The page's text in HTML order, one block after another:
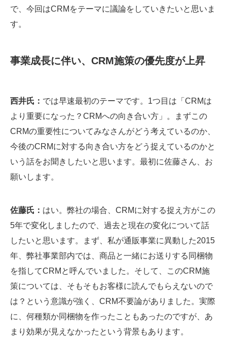
で、今回はCRMをテーマに議論をしていきたいと思いま
す。
事業成長に伴い、CRM施策の優先度が上昇
西井氏： では早速最初のテーマです。1つ目は「CRMは
より重要になった？CRMへの向き合い方」。まずこの
CRMの重要性についてみなさんがどう考えているのか、
今後のCRMに対する向き合い方をどう捉えているのかと
いう話をお聞きしたいと思います。最初に佐藤さん、お
願いします。
佐藤氏： はい。弊社の場合、CRMに対する捉え方がこの
5年で変化しましたので、過去と現在の変化について話
したいと思います。まず、私が通販事業に異動した2015
年、弊社事業部内では、商品と一緒にお送りする同梱物
を指してCRMと呼んでいました。そして、このCRM施
策については、そもそもお客様に読んでもらえないので
は？という意識が強く、CRM不要論がありました。実際
に、何種類か同梱物を作ったこともあったのですが、あ
まり効果が見えなかったという背景もあります。